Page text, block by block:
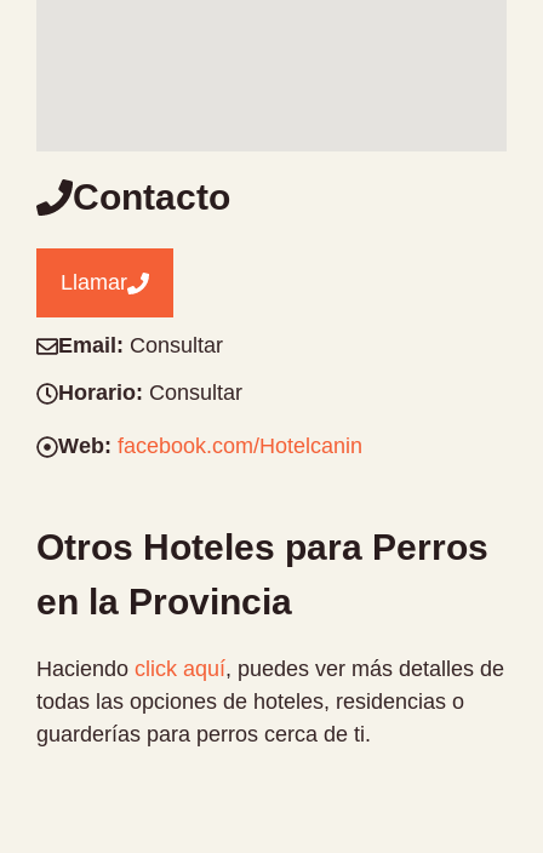
Contacto
Llamar
Email: Consultar
Horario: Consultar
Web: facebook.com/Hotelcanin
Otros Hoteles para Perros
en la Provincia
Haciendo click aquí, puedes ver más detalles de
todas las opciones de hoteles, residencias o
guarderías para perros cerca de ti.